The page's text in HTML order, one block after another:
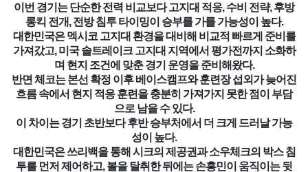
이번 경기는 단순한 전력 비교보다 고지대 적응, 수비 전략, 후방
롱킥 전개, 전방 침투 타이밍이 승부를 가를 가능성이 높다.
대한민국은 멕시코 고지대 환경을 대비해 비교적 빠르게 준비를
가져갔고, 미국 솔트레이크 고지대 지역에서 평가전까지 소화하
며 현지 조건에 맞춘 경기 운영을 준비해왔다.
반면 체코는 본선 확정 이후 베이스캠프와 훈련장 섭외가 늦어진
흐름 속에서 현지 적응 훈련을 충분히 가져가지 못한 점이 부담
으로 남을 수 있다.
이 차이는 경기 초반보다 후반 승부처에서 더 크게 드러날 가능
성이 높다.
대한민국은 쓰리백을 통해 시크의 제공권과 소우체크의 박스 침
투를 먼저 제어하고, 볼을 탈취한 뒤에는 손흥민이 움직이는 뒷